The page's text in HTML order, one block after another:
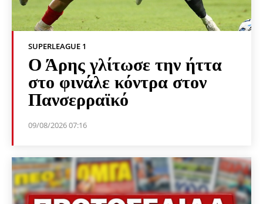
SUPERLEAGUE 1
Ο Άρης γλίτωσε την ήττα
στο φινάλε κόντρα στον
Πανσερραϊκό
09/08/2026 07:16